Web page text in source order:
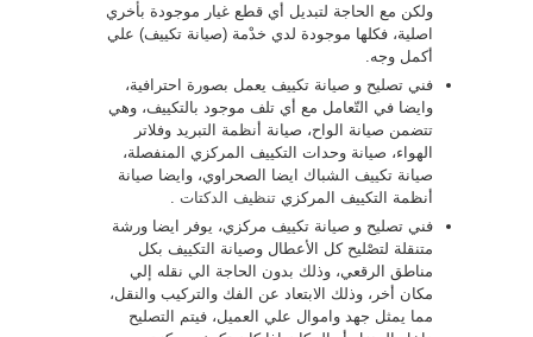
ولكن مع الحاجة لتبديل أي قطع غيار موجودة بأخري
اصلية، فكلها موجودة لدي خدْمة (صيانة تكييف) علي
أكمل وجه.
فني تصليح و صيانة تكييف يعمل بصورة احترافية،
وايضا في التّعامل مع أي تلف موجود بالتكييف، وهي
تتضمن صيانة الواح، صيانة أنظمة التبريد وفلاتر
الهواء، صيانة وحدات التكييف المركزي المنفصلة،
صيانة تكييف الشباك ايضا الصحراوي، وايضا صيانة
أنظمة التكييف المركزي تنظيف الدكتات
فني تصليح و صيانة تكييف مركزي، يوفر ايضا ورشة
متنقلة لتصْليح كل الأعطال وصيانة التكييف بكل
مناطق الرقعي، وذلك بدون الحاجة الي نقله إلي
مكان أخر، وذلك الابتعاد عن الفك والتركيب والنقل،
مما يمثل جهد واموال علي العميل، فيتم التصليح